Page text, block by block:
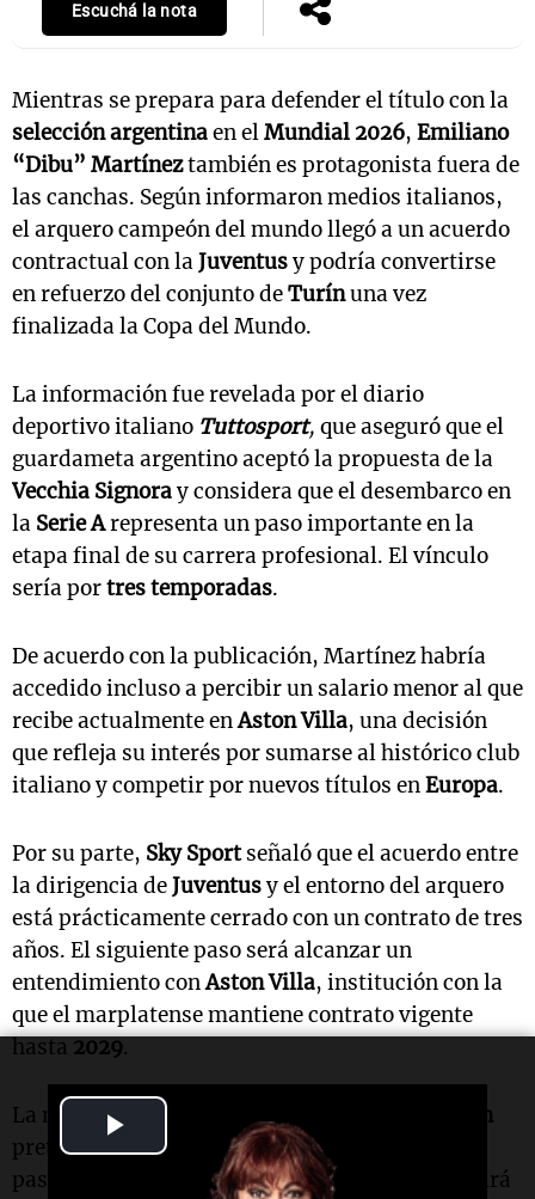
Video
Escuchá la nota
Mientras se prepara para defender el título con la
selección argentinaen elMundial 2026, Emiliano
“Dibu” Martíneztambién es protagonista fuera de
las canchas. Según informaron medios italianos,
el arquero campeón del mundo llegó a un acuerdo
contractual con laJuventusy podría convertirse
en refuerzo del conjunto deTurínuna vez
finalizada la Copa del Mundo.
La información fue revelada por el diario
deportivo italiano Tuttosport, que aseguró que el
guardameta argentino aceptó la propuesta de la
Vecchia Signoray considera que el desembarco en
la Serie Arepresenta un paso importante en la
etapa final de su carrera profesional. El vínculo
sería portres temporadas.
De acuerdo con la publicación, Martínez habría
accedido incluso a percibir un salario menor al que
recibe actualmente enAston Villa, una decisión
que refleja su interés por sumarse al histórico club
italiano y competir por nuevos títulos enEuropa.
Por su parte, Sky Sportseñaló que el acuerdo entre
la dirigencia deJuventusy el entorno del arquero
está prácticamente cerrado con un contrato de tres
años. El siguiente paso será alcanzar un
entendimiento conAston Villa, institución con la
que el marplatense mantiene contrato vigente
hasta 2029.
La negociación no aparece sencilla. Desde
Turín
pretenden evitar una inversión excesiva por el
pase debido a la edad del futbolista, que cumplirá